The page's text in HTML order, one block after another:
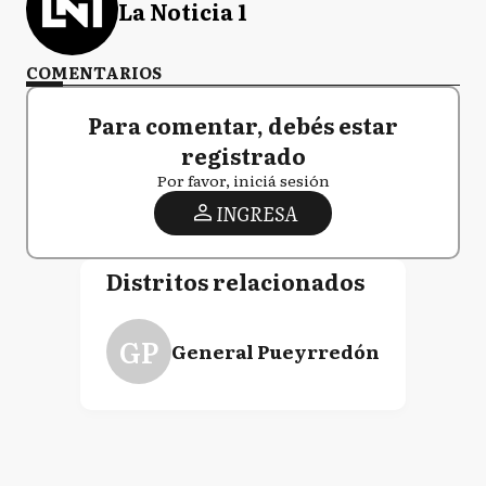
La Noticia 1
COMENTARIOS
Para comentar, debés estar
registrado
Por favor, iniciá sesión
INGRESA
Distritos relacionados
GP General Pueyrredón